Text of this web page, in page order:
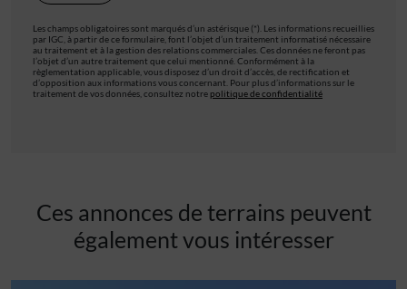
Les champs obligatoires sont marqués d’un astérisque (*). Les informations recueillies
par IGC, à partir de ce formulaire, font l’objet d’un traitement informatisé nécessaire
au traitement et à la gestion des relations commerciales. Ces données ne feront pas
l’objet d’un autre traitement que celui mentionné. Conformément à la
règlementation applicable, vous disposez d’un droit d’accès, de rectification et
d’opposition aux informations vous concernant. Pour plus d’informations sur le
traitement de vos données, consultez notre politique de confidentialité
Ces annonces de terrains peuvent
également vous intéresser